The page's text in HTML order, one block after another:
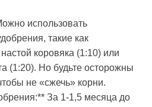
использовать
такие как
коровяка (1:10) или
(1:20). Но будьте осторожны
не «сжечь» корни.
За 1-1,5 месяца до